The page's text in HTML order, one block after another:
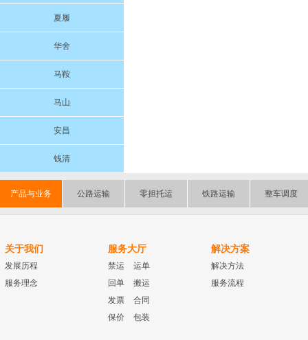
夏履
华舍
马鞍
马山
安昌
钱清
产品与业务 公路运输 零担托运 铁路运输 整车调度
关于我们
发展历程
服务理念
服务大厅
禁运
运单
回单
搬运
发票
合同
保价
包装
解决方案
解决方法
服务流程